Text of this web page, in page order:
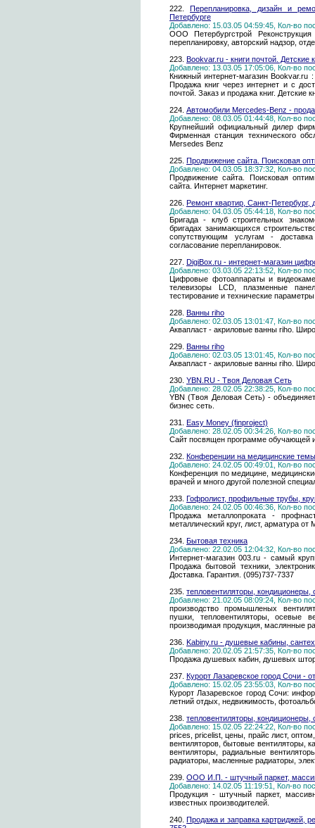
222. Перепланировка, дизайн и
Петербурге
Добавлено: 15.03.05 04:59:45, Кол-во
ООО Петербургстрой
перепланировку, авторский надзор,
223. Bookvar.ru - книги почтой. Детские
Добавлено: 13.03.05 17:05:06, Кол-во
Книжный интернет-магазин Bookvar.ru
Продажа книг через интернет и с
почтой. Заказ и продажа книг. Детские
224. Автомобили Mercedes-Benz -
Добавлено: 08.03.05 01:44:48, Кол-во
Крупнейший официальный дилер
Фирменная станция технического
Mersedes Benz
225. Продвижение сайта. Поисковая
Добавлено: 04.03.05 18:37:32, Кол-во
Продвижение сайта. Поисковая
сайта. Интернет маркетинг.
226. Ремонт квартир, Санкт-Петербург,
Добавлено: 04.03.05 05:44:18, Кол-во
Бригада - клуб строительных
бригадах занимающихся
сопутствующим услугам -
согласование перепланировок.
227. DigiBox.ru - интернет-магазин
Добавлено: 03.03.05 22:13:52, Кол-во
Цифровые фотоаппараты и
телевизоры LCD, плазменные
тестирование и технические
228. Ванны riho
Добавлено: 02.03.05 13:01:47, Кол-во
Аквапласт - акриловые ванны riho.
229. Ванны riho
Добавлено: 02.03.05 13:01:45, Кол-во
Аквапласт - акриловые ванны riho.
230. YBN.RU - Твоя Деловая Сеть
Добавлено: 28.02.05 22:38:25, Кол-во
YBN (Твоя Деловая Сеть) -
бизнес сеть.
231. Easy Money (finproject)
Добавлено: 28.02.05 00:34:26, Кол-во
Сайт посвящен программе обучающей
232. Конференции на медицинские
Добавлено: 24.02.05 00:49:01, Кол-во
Конференция по медицине,
врачей и много другой полезной
233. Гофролист, профильные трубы,
Добавлено: 24.02.05 00:46:36, Кол-во
Продажа металлопроката -
металлический круг, лист, арматура от
234. Бытовая техника
Добавлено: 22.02.05 12:04:32, Кол-во
Интернет-магазин 003.ru - самый
Продажа бытовой техники,
Доставка. Гарантия. (095)737-7337
235. тепловентиляторы, кондиционеры,
Добавлено: 21.02.05 08:09:24, Кол-во
производство промышленых
пушки, тепловентиляторы, осевые
производимая продукция, маслянные
236. Kabiny.ru - душевые кабины,
Добавлено: 20.02.05 21:57:35, Кол-во
Продажа душевых кабин, душевых
237. Курорт Лазаревское город Сочи -
Добавлено: 15.02.05 23:55:03, Кол-во
Курорт Лазаревское город Сочи:
летний отдых, недвижимость,
238. тепловентиляторы,
Добавлено: 15.02.05 22:24:22, Кол-во
prices, pricelist, цены, прайс лист,
вентиляторов, бытовые вентиляторы,
вентиляторы, радиальные
радиаторы, масленные радиаторы,
239. ООО И.П. - штучный паркет,
Добавлено: 14.02.05 11:19:51, Кол-во
Продукция - штучный паркет,
известных производителей.
240.Продажа и заправка картриджей,